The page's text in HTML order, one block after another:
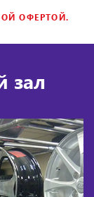
ОФЕРТОЙ.
зал